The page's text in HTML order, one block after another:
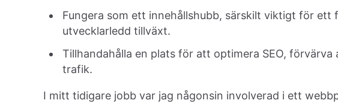
Fungera som ett innehållshubb, särskilt viktigt för
utvecklarledd tillväxt.
Tillhandahålla en plats för att optimera SEO, förvärva
trafik.
I mitt tidigare jobb var jag någonsin involverad i ett